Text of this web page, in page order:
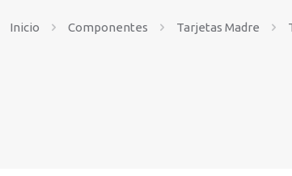
Inicio Componentes Tarjetas Madre